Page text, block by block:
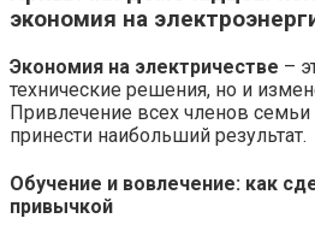
экономия на
Экономия на электричестве –
технические решения, но и
Привлечение всех членов
принести наибольший результат.
Обучение и вовлечение: как
привычкой